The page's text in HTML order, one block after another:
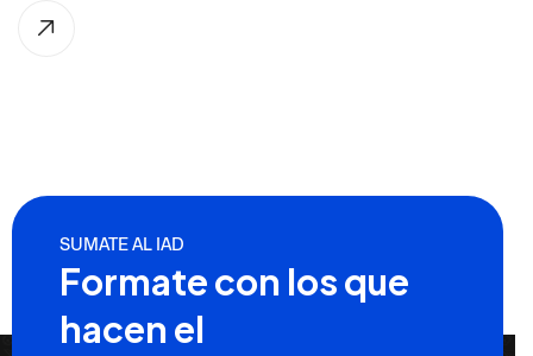
SUMATE AL IAD
Formate con los que
hacen el